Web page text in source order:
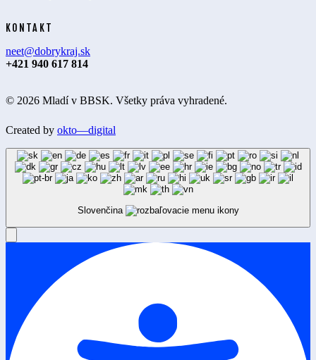
KONTAKT
neet@dobrykraj.sk
+421 940 617 814
© 2026 Mladí v BBSK. Všetky práva vyhradené.
Created by okto—digital
Slovenčina